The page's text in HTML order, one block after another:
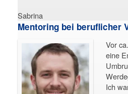
Sabrina
Mentoring bei beruflicher
Vor
eine
Ich